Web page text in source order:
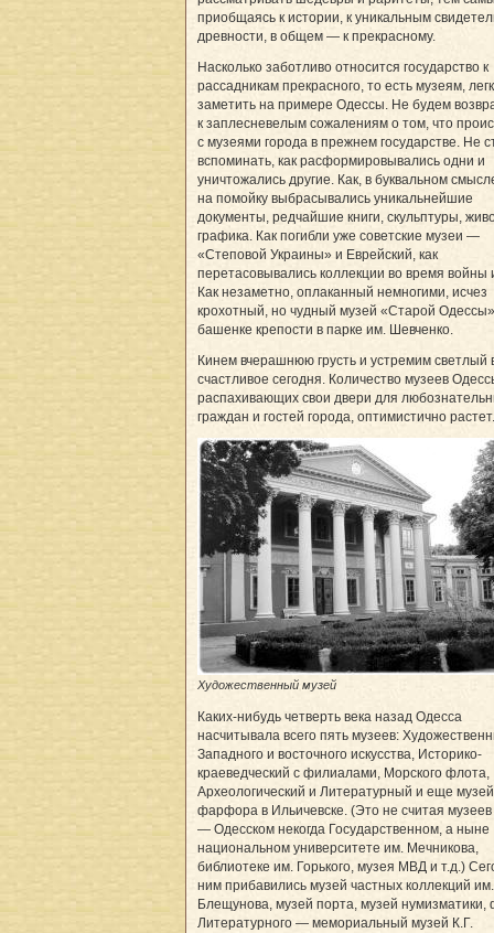
приобщаясь к истории, к уникальным
древности, в общем — к прекрасному.
Насколько заботливо относится государство к
рассадникам прекрасного, то есть музеям,
заметить на примере Одессы. Не будем
к заплесневелым сожалениям о том, что
с музеями города в прежнем государстве. Не
вспоминать, как расформировывались одни и
уничтожались другие. Как, в буквальном
на помойку выбрасывались уникальнейшие
документы, редчайшие книги, скульптуры,
графика. Как погибли уже советские музеи —
«Степовой Украины» и Еврейский, как
перетасовывались коллекции во время войны
Как незаметно, оплаканный немногими, исчез
крохотный, но чудный музей «Старой
башенке крепости в парке им. Шевченко.
Кинем вчерашнюю грусть и устремим светлый
счастливое сегодня. Количество музеев
распахивающих свои двери для
граждан и гостей города, оптимистично растет.
Художественный музей
Каких-нибудь четверть века назад Одесса
насчитывала всего пять музеев:
Западного и восточного искусства, Историко-
краеведческий с филиалами, Морского флота,
Археологический и Литературный и еще музей
фарфора в Ильичевске. (Это не считая
— Одесском некогда Государственном, а ныне
национальном университете им. Мечникова,
библиотеке им. Горького, музея МВД и т.д.)
ним прибавились музей частных коллекций им.
Блещунова, музей порта, музей нумизматики,
Литературного — мемориальный музей К.Г.